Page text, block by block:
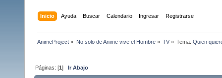
Inicio Ayuda Buscar Calendario Ingresar Registrarse
AnimeProject » No solo de Anime vive el Hombre» TV» Tema:Quien
Páginas: [1]Ir Abajo